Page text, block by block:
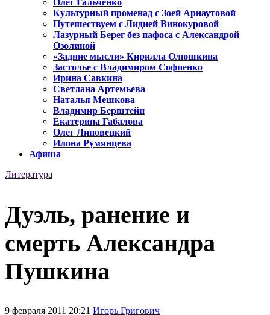
Олег Гальченко
Культурный променад с Зоей Арнаутовой
Путешествуем с Лидией Винокуровой
Лазурный Берег без пафоса с Александрой
Озолиной
«Задние мысли» Кирилла Олюшкина
Застолье с Владимиром Софиенко
Ирина Савкина
Светлана Артемьева
Наталья Мешкова
Владимир Берштейн
Екатерина Габалова
Олег Липовецкий
Илона Румянцева
Афиша
Литература
Дуэль, ранение и
смерть Александра
Пушкина
9 февраля 2011 20:21 Игорь Григович